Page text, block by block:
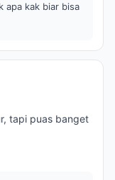
apa kak biar bisa
tapi puas banget